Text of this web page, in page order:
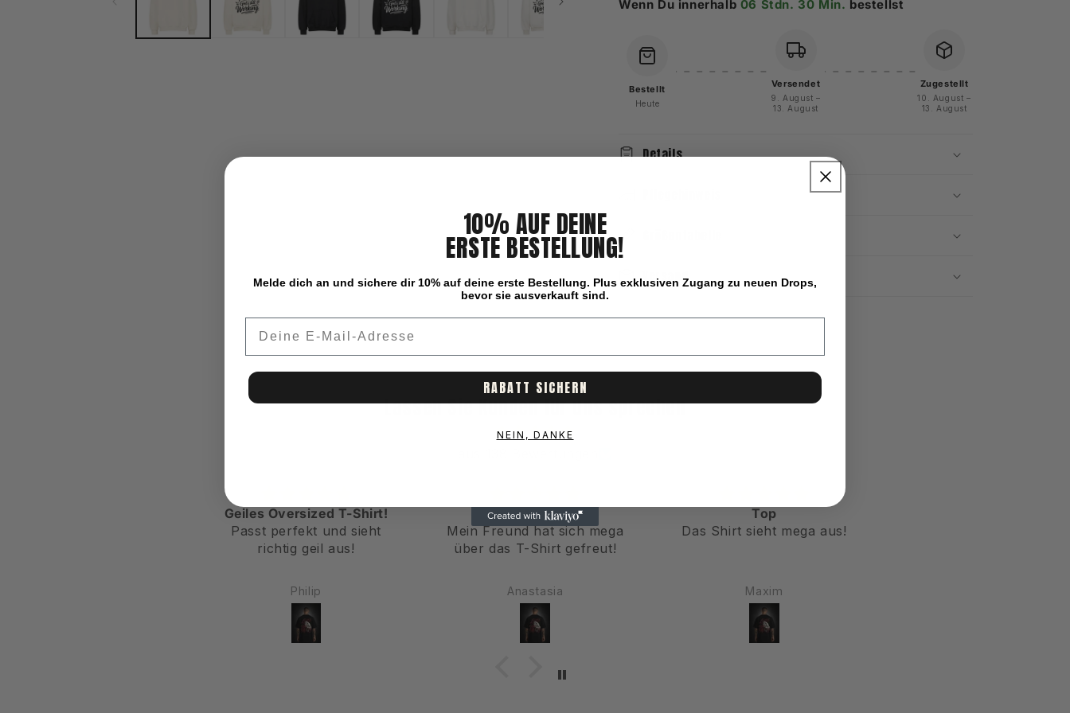
Wenn Du innerhalb 06 Stdn. 30 Min. bestellst
Bestellt
Heute
Versendet
9. August –
13. August
Zugestellt
10. August –
13. August
Details
Versand
Lassen Sie Kunden für uns sprechen
Geiles Oversized T-Shirt!
Passt perfekt und sieht
richtig geil aus!
Philip
Mega
Mein Freund hat sich mega
über das T-Shirt gefreut!
Anastasia
Top
Das Shirt sieht mega aus!
Maxim
10% AUF DEINE
ERSTE BESTELLUNG!
Melde dich an und sichere dir 10% auf deine erste Bestellung. Plus exklusiven Zugang zu neuen Drops,
bevor sie ausverkauft sind.
RABATT SICHERN
NEIN, DANKE